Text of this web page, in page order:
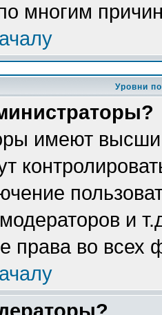
многим
Уровни
имеют
и
права во всех